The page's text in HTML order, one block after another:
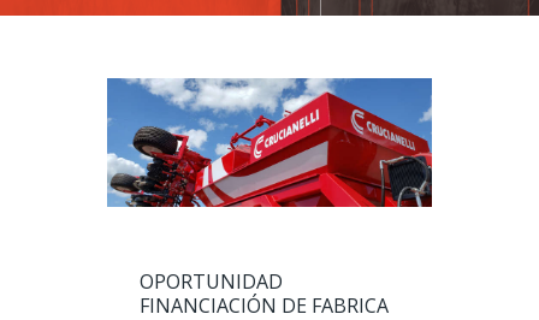
OPORTUNIDAD
FINANCIACIÓN DE FABRICA